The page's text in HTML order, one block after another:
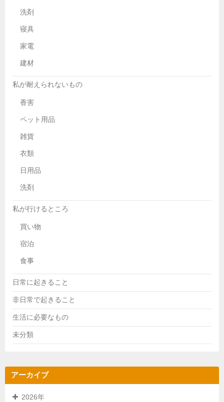
洗剤
寝具
家電
建材
私が耐えられないもの
香害
ペット用品
雑貨
衣類
日用品
洗剤
私が行けるところ
買い物
宿泊
食事
日常に起きること
非日常で起きること
生活に必要なもの
未分類
アーカイブ
2026年